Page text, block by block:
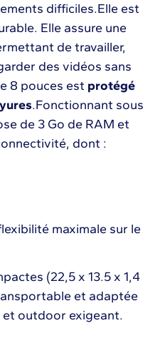
difficiles.Elle est
Elle assure une
de travailler,
des vidéos sans
8 pouces est protégé
.Fonctionnant sous
de 3 Go de RAM et
dont :
maximale sur le
(22,5 x 13.5 x 1,4
et adaptée
et outdoor exigeant.